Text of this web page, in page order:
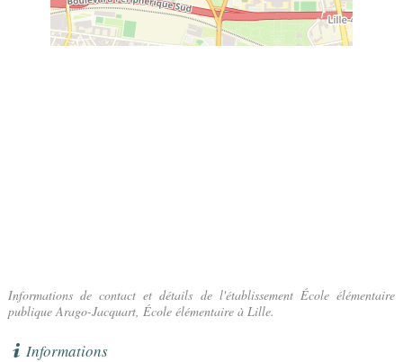
Informations de contact et détails de l'établissement École élémentaire
publique Arago-Jacquart, École élémentaire à Lille.
Informations